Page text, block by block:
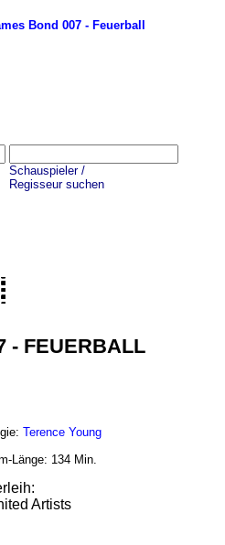
Bond 007 - Feuerball
Schauspieler /
Regisseur suchen
- FEUERBALL
Terence Young
Länge: 134 Min.
Artists